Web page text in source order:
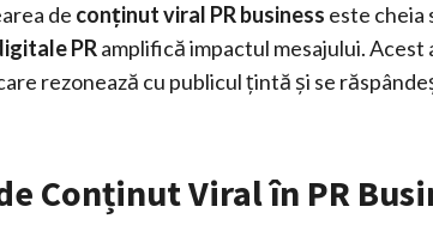
de conținut viral PR business este cheia
PRamplifică impactul mesajului.
rezonează cu publicul țintă și se
Conținut Viral în PR